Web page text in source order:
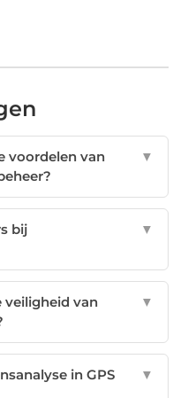
voordelen van
▼
bij
▼
veiligheid van
▼
in GPS
▼